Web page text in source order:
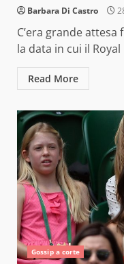
Barbara Di Castro
C’era grande
la data in cui il
Read More
Gossip a corte